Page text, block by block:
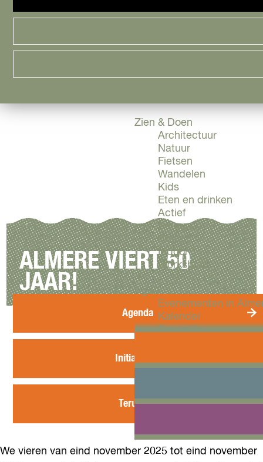
Samen genieten
Urban en Architectuur
Zien & Doen
Architectuur
Natuur
Fietsen
Wandelen
Kids
Eten en drinken
Actief
Shoppen
Cultuur
Indoor
Workshops
Agenda
Evenementen in
Kalender
Terugblik
Arrangementen
VVV Almere
ALMERE VIERT 50
JAAR!
Agenda
A
n
Initiatieven
I
t
a
Terugblik
r
We vieren van eind november 2025 tot eind november